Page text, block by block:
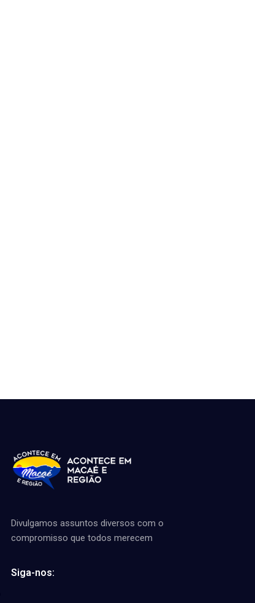
Divulgamos assuntos diversos com o
compromisso que todos merecem
Siga-nos: